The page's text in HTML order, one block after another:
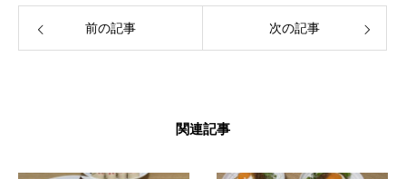
前の記事 次の記事
関連記事